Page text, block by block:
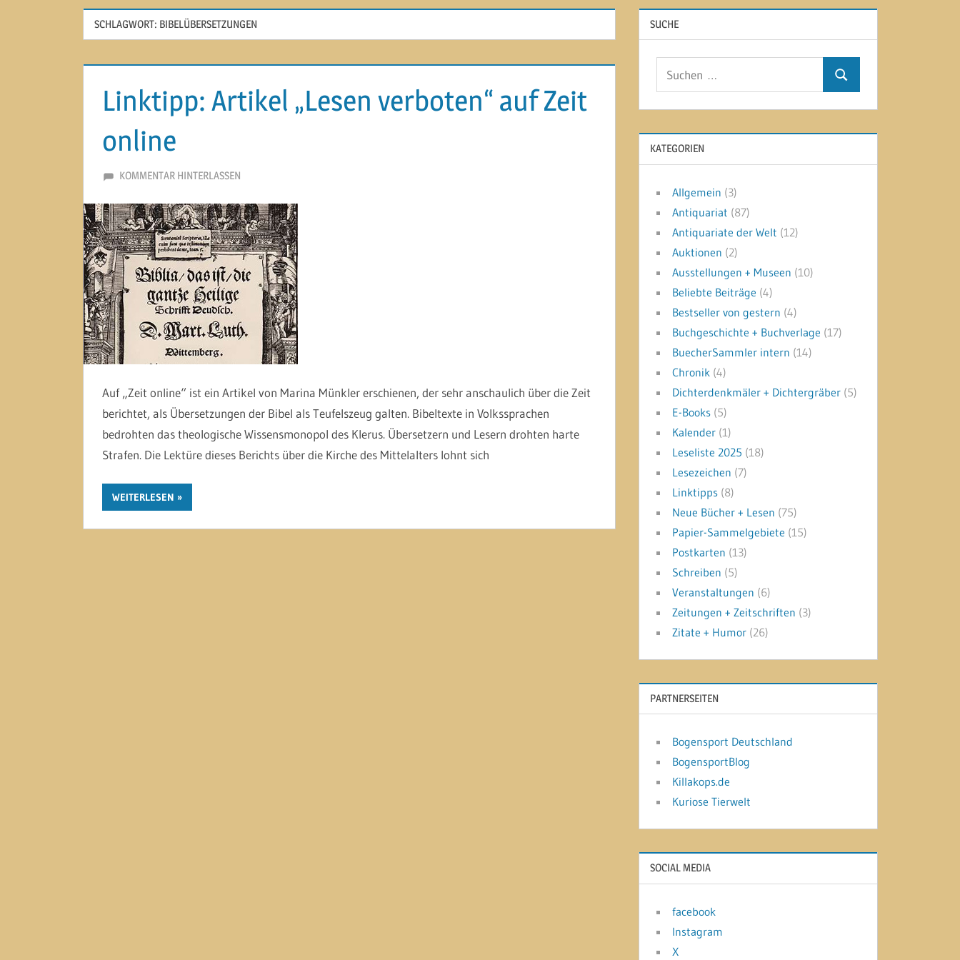
SCHLAGWORT: BIBELÜBERSETZUNGEN
Linktipp: Artikel „Lesen verboten“ auf Zeit
online
5. OKTOBER 2014
MARTINA BERG
KOMMENTAR HINTERLASSEN
Auf „Zeit online“ ist ein Artikel von Marina Münkler erschienen, der sehr anschaulich über die Zeit
berichtet, als Übersetzungen der Bibel als Teufelszeug galten. Bibeltexte in Volkssprachen
bedrohten das theologische Wissensmonopol des Klerus. Übersetzern und Lesern drohten harte
Strafen. Die Lektüre dieses Berichts über die Kirche des Mittelalters lohnt sich
WEITERLESEN
SUCHE
Suchen
KATEGORIEN
Allgemein (3)
Antiquariat (87)
Antiquariate der Welt (12)
Auktionen (2)
Ausstellungen + Museen (10)
Beliebte Beiträge (4)
Bestseller von gestern (4)
Buchgeschichte + Buchverlage (17)
BuecherSammler intern (14)
Chronik (4)
Dichterdenkmäler + Dichtergräber (5)
E-Books (5)
Kalender (1)
Leseliste 2025 (18)
Lesezeichen (7)
Linktipps (8)
Neue Bücher + Lesen (75)
Papier-Sammelgebiete (15)
Postkarten (13)
Schreiben (5)
Veranstaltungen (6)
Zeitungen + Zeitschriften (3)
Zitate + Humor (26)
PARTNERSEITEN
Bogensport Deutschland
BogensportBlog
Killakops.de
Kuriose Tierwelt
SOCIAL MEDIA
facebook
Instagram
X